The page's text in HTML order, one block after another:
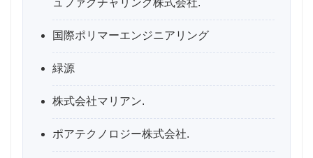
ュファクチャリング株式会社.
国際ポリマーエンジニアリング
緑源
株式会社マリアン.
ポアテクノロジー株式会社.